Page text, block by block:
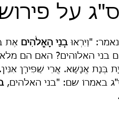
על
"וַיִּרְאוּ בְנֵי הָאֱלֹהִים אֶת
בני האלוהים? האם הם
יָת בְּנָת אֱנָשָׁא. אֲרֵי שַׁפִּירָן
באמרוֹ שם: "בני האלהים,